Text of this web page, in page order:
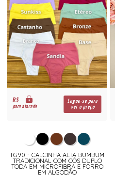
R$
para atacado
Logue-se para
ver o preço
TG90 - CALCINHA ALTA BUMBUM
TRADICIONAL COM CÓS DUPLO
TODA EM MICROFIBRA E FORRO
EM ALGODÃO